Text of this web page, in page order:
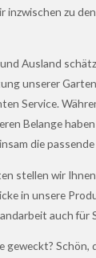
inzwischen zu
Ausland
unserer
Service.
Belange
die
stellen wir
in unsere
auch für
geweckt? Schön,